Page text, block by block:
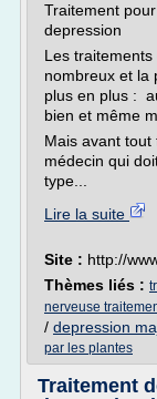
Traitement
depression
Les
nombreux et la
plus en plus :
bien et même
Mais avant
médecin qui
type...
Lire la suite
Site : http://
Thèmes liés :
nerveuse
/ depression
par les plantes
Traitement